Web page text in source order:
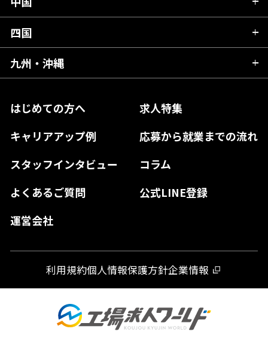
はじめての方へ
求人特集
キャリアアップ例
応募から就業までの流れ
スタッフインタビュー
コラム
よくあるご質問
公式LINE登録
運営会社
宮城県
福島県
千葉県
東京都
神奈川県
山梨県
長野県
愛知県
滋賀県
京都府
大阪府
奈良県
和歌山県
広島県
岡山県
島根県
山口県
四国
愛媛県
徳島県
九州・沖縄
熊本県
宮崎県
利用規約個人情報保護方針企業情報